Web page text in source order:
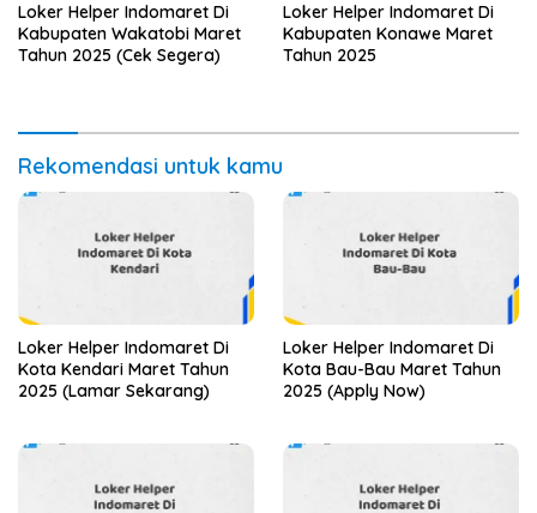
Loker Helper Indomaret Di
Kabupaten Wakatobi Maret
Tahun 2025 (Cek Segera)
Loker Helper Indomaret Di
Kabupaten Konawe Maret
Tahun 2025
Rekomendasi untuk kamu
Loker Helper Indomaret Di
Kota Kendari Maret Tahun
2025 (Lamar Sekarang)
Loker Helper Indomaret Di
Kota Bau-Bau Maret Tahun
2025 (Apply Now)